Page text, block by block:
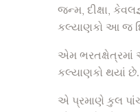
જન્મ, દીક્ષા,
કલ્યાણકો આ જ
એમ ભરતક્ષેત્રમાં
કલ્યાણકો થયાં છે.
એ પ્રમાણે કુલ